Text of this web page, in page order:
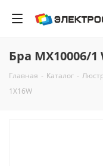
Бра MX10006/1
Главная - Каталог -
1X16W